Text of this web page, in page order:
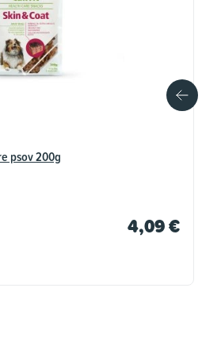
psov 200g
4,09 €